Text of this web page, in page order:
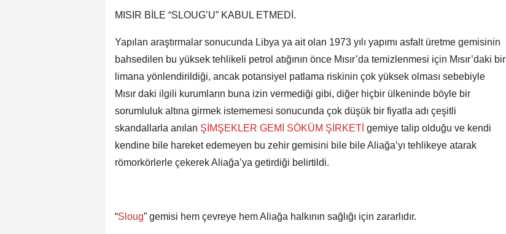
MISIR BİLE “SLOUG’U” KABUL ETMEDİ.
Yapılan araştırmalar sonucunda Libya ya ait olan 1973 yılı yapımı asfalt üretme gemisinin
bahsedilen bu yüksek tehlikeli petrol atığının önce Mısır’da temizlenmesi için Mısır’daki bir
limana yönlendirildiği, ancak potansiyel patlama riskinin çok yüksek olması sebebiyle
Mısır daki ilgili kurumların buna izin vermediği gibi, diğer hiçbir ülkeninde böyle bir
sorumluluk altına girmek istememesi sonucunda çok düşük bir fiyatla adı çeşitli
skandallarla anılan ŞİMŞEKLER GEMİ SÖKÜM ŞİRKETİ gemiye talip olduğu ve kendi
kendine bile hareket edemeyen bu zehir gemisini bile bile Aliağa’yı tehlikeye atarak
römorkörlerle çekerek Aliağa’ya getirdiği belirtildi.
“Sloug” gemisi hem çevreye hem Aliağa halkının sağlığı için zararlıdır.